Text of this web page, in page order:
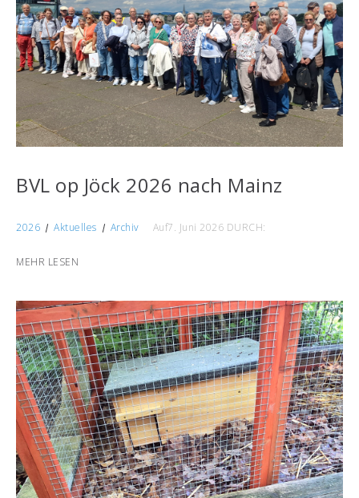
BVL op Jöck 2026 nach Mainz
2026 Aktuelles Archiv Auf7. Juni 2026 DURCH:
MEHR LESEN